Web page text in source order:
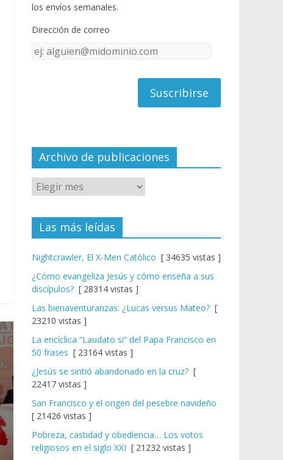
o
k e
C
el
los envíos semanales.
Dirección de correo
Dirección
Archivo de publicaciones
Las más leídas
Nightcrawler, El X-Men Católico [ 34635 vistas ]
¿Cómo evangeliza Jesús y cómo enseña a sus
discípulos? [ 28314 vistas ]
Las bienaventuranzas: ¿Lucas versus Mateo? [
23210 vistas ]
La encíclica “Laudato si” del Papa Francisco en
50 frases [ 23164 vistas ]
¿Jesús se sintió abandonado en la cruz? [
22417 vistas ]
San Francisco y el origen del pesebre navideño
[ 21426 vistas ]
Pobreza, castidad y obediencia… Los votos
religiosos en el siglo XXI [ 21232 vistas ]